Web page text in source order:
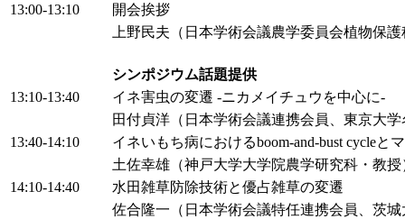
13:00-13:10
開会挨拶
上野民夫（日本学術会議農学委員会植物保
シンポジウム話題提供
13:10-13:40
イネ害虫の変遷 -ニカメイチュウを中心に-
田付貞洋（日本学術会議連携会員、東京大
13:40-14:10
イネいもち病におけるboom-and-bust cycleと
土佐幸雄（神戸大学大学院農学研究科・教授
14:10-14:40
水田雑草防除技術と優占雑草の変遷
佐合隆一（日本学術会議特任連携会員、茨